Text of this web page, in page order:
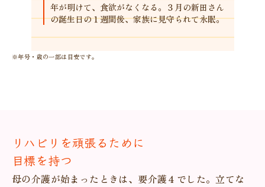
年が明けて、食欲がなくなる。３月の新田さん
の誕生日の１週間後、家族に見守られて永眠。
※年号・歳の一部は目安です。
リハビリを頑張るために
目標を持つ
母の介護が始まったときは、要介護４でした。立てな